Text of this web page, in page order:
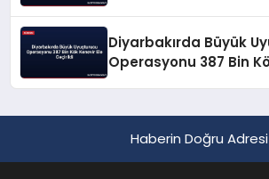
Diyarbakırda Büyük
Operasyonu 387 Bin
Haberin Doğru Adresi